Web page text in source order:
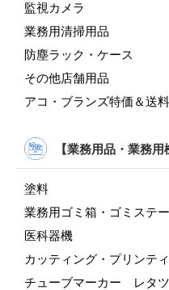
監視カメラ
業務用清掃用品
防塵ラック・ケース
その他店舗用品
アコ・ブランズ特価＆送
【業務用品・業務用
塗料
業務用ゴミ箱・ゴミステ
医科器機
カッティング・プリンテ
チューブマーカー レタ